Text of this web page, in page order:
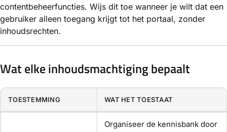
contentbeheerfuncties. Wijs dit toe wanneer je wilt dat een
gebruiker alleen toegang krijgt tot het portaal, zonder
inhoudsrechten.
Wat elke inhoudsmachtiging bepaalt
TOESTEMMING WAT HET TOESTAAT
Organiseer de kennisbank door